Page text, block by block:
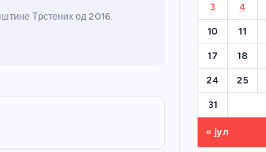
Трстеник од 2016.
3 4
10 11
17 18
24 25
31
« јул